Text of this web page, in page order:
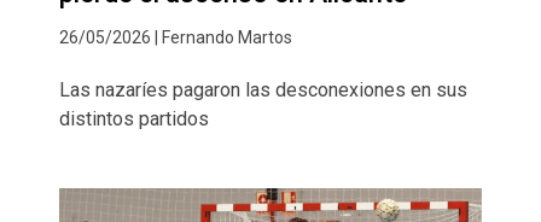
26/05/2026 | Fernando Martos
Las nazaríes pagaron las desconexiones en sus
distintos partidos